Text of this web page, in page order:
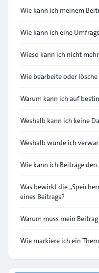
Wie kann ich meinem
Wie kann ich eine
Wieso kann ich nicht
Wie bearbeite oder
Warum kann ich auf
Weshalb kann ich keine
Weshalb wurde ich
Wie kann ich Beiträge
Was bewirkt die
eines Beitrags?
Warum muss mein
Wie markiere ich ein